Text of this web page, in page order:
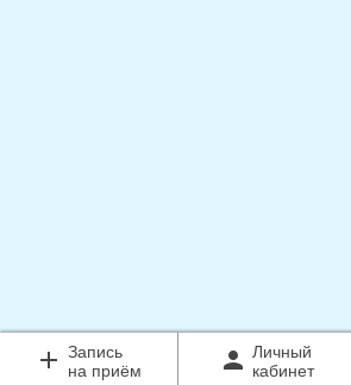
add Запись
на приём
person Личный
кабинет